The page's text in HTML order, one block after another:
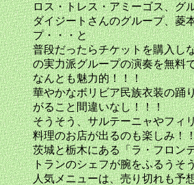
ロス・トレス・アミーゴス、グ
ダイジートさんのグループ、菱
プ・・・と
普段だったらチケットを購入し
の実力派グループの演奏を無料
なんとも魅力的！！！
華やかなボリビア民族衣装の踊
がること間違いなし！！！
そうそう、サルテーニャやフィ
料理のお店が出るのも楽しみ！
茨城と栃木にある「ラ・フロン
トランのシェフが腕をふるうそ
人気メニューは、売り切れも予